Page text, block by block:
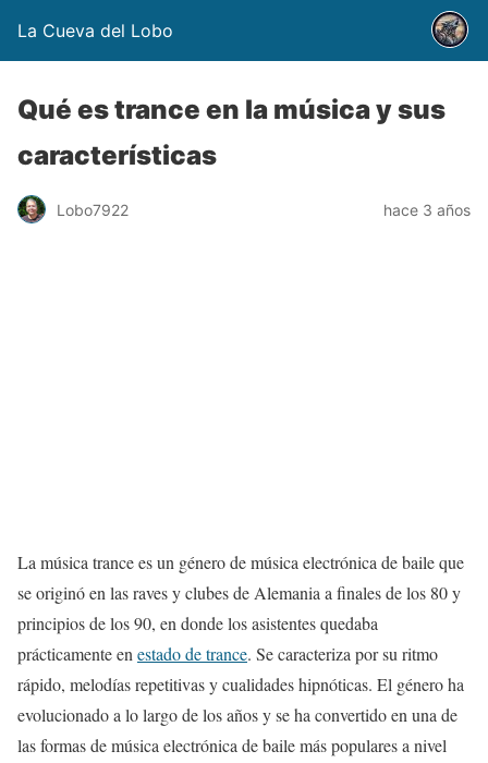
La Cueva del Lobo
Qué es trance en la música y sus
características
Lobo7922 hace 3 años
La música trance es un género de música electrónica de baile que
se originó en las raves y clubes de Alemania a finales de los 80 y
principios de los 90, en donde los asistentes quedaba
prácticamente en estado de trance. Se caracteriza por su ritmo
rápido, melodías repetitivas y cualidades hipnóticas. El género ha
evolucionado a lo largo de los años y se ha convertido en una de
las formas de música electrónica de baile más populares a nivel